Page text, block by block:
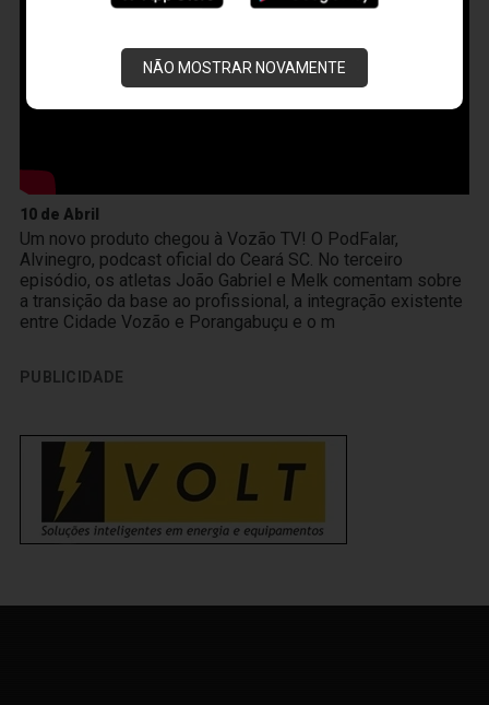
NÃO MOSTRAR NOVAMENTE
10 de Abril
Um novo produto chegou à Vozão TV! O PodFalar,
Alvinegro, podcast oficial do Ceará SC. No terceiro
episódio, os atletas João Gabriel e Melk comentam sobre
a transição da base ao profissional, a integração existente
entre Cidade Vozão e Porangabuçu e o m
PUBLICIDADE